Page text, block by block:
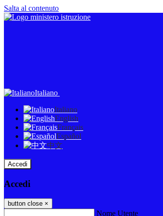
Salta al contenuto
Italiano
Italiano
English
Français
Español
中文
Accedi
Accedi
button close ×
Nome Utente